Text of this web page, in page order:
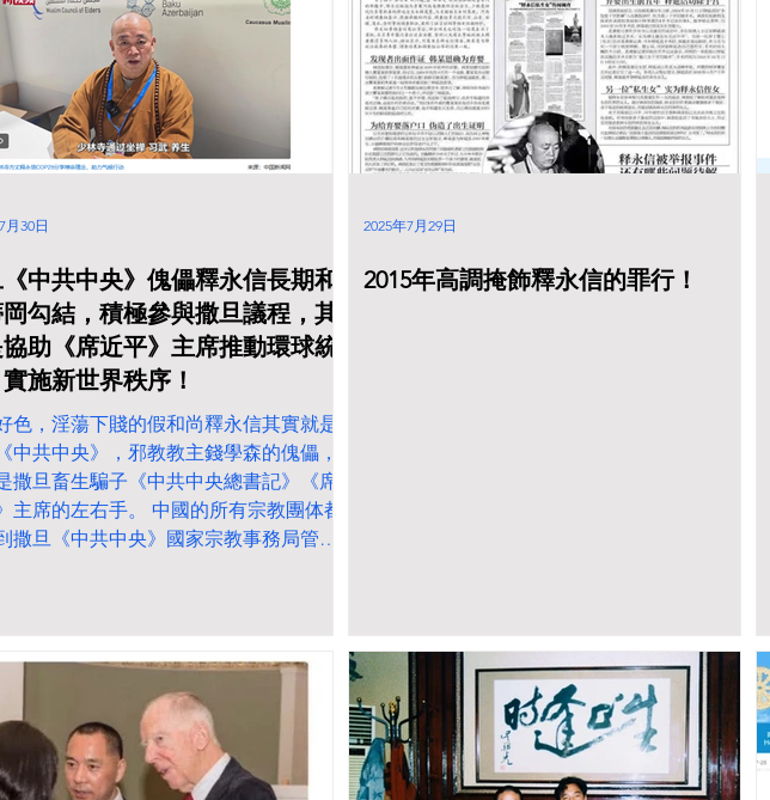
中共中央》傀儡釋永信長期和
勾結，積極參與撒旦議程，其
助《席近平》主席推動環球統
施新世界秩序！
色，淫蕩下賤的假和尚釋永信其實就是
中共中央》，邪教教主錢學森的傀儡，
撒旦畜生騙子《中共中央總書記》《席
主席的左右手。 中國的所有宗教團体都
撒旦《中共中央》國家宗教事務局管理
月30日
2015年高調掩飾釋永信的罪行！
2025年7月29日